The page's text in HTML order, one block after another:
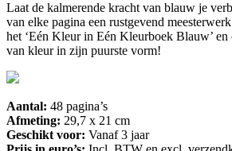
Laat de kalmerende kracht van blauw je
van elke pagina een rustgevend
het ‘Eén Kleur in Eén Kleurboek Blauw’ en
van kleur in zijn puurste vorm!
Aantal: 48 pagina’s
Afmeting: 29,7 x 21 cm
Geschikt voor: Vanaf 3 jaar